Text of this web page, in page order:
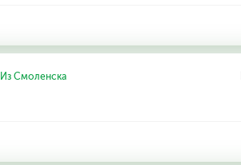
Из Смоленска